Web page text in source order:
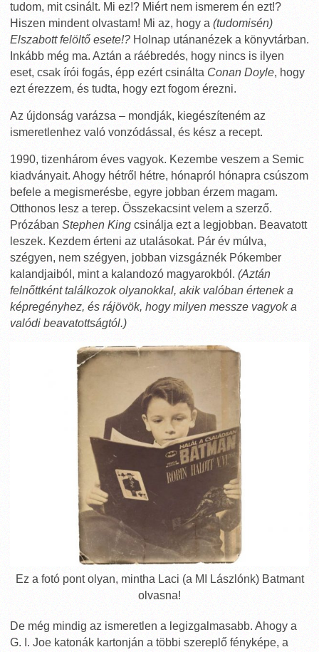
tudom, mit csinált. Mi ez!? Miért nem ismerem én ezt!?
Hiszen mindent olvastam! Mi az, hogy a (tudomisén)
Elszabott felöltő esete!? Holnap utánanézek a könyvtárban.
Inkább még ma. Aztán a ráébredés, hogy nincs is ilyen
eset, csak írói fogás, épp ezért csinálta Conan Doyle, hogy
ezt érezzem, és tudta, hogy ezt fogom érezni.
Az újdonság varázsa – mondják, kiegészíteném az
ismeretlenhez való vonzódással, és kész a recept.
1990, tizenhárom éves vagyok. Kezembe veszem a Semic
kiadványait. Ahogy hétről hétre, hónapról hónapra csúszom
befele a megismerésbe, egyre jobban érzem magam.
Otthonos lesz a terep. Összekacsint velem a szerző.
Prózában Stephen King csinálja ezt a legjobban. Beavatott
leszek. Kezdem érteni az utalásokat. Pár év múlva,
szégyen, nem szégyen, jobban vizsgáznék Pókember
kalandjaiból, mint a kalandozó magyarokból. (Aztán
felnőttként találkozok olyanokkal, akik valóban értenek a
képregényhez, és rájövök, hogy milyen messze vagyok a
valódi beavatottságtól.)
Ez a fotó pont olyan, mintha Laci (a MI Lászlónk) Batmant
olvasna!
De még mindig az ismeretlen a legizgalmasabb. Ahogy a
G. I. Joe katonák kartonján a többi szereplő fényképe, a